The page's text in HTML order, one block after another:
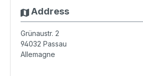
Address
Grünaustr. 2
94032 Passau
Allemagne